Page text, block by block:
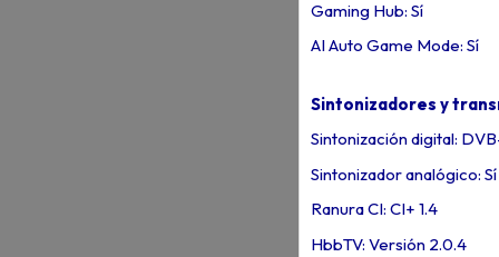
Gaming Hub: Sí
AI Auto Game Mode: Sí
Sintonizadores y
Sintonización digital:
Sintonizador analógico: Sí
Ranura CI: CI+ 1.4
HbbTV: Versión 2.0.4